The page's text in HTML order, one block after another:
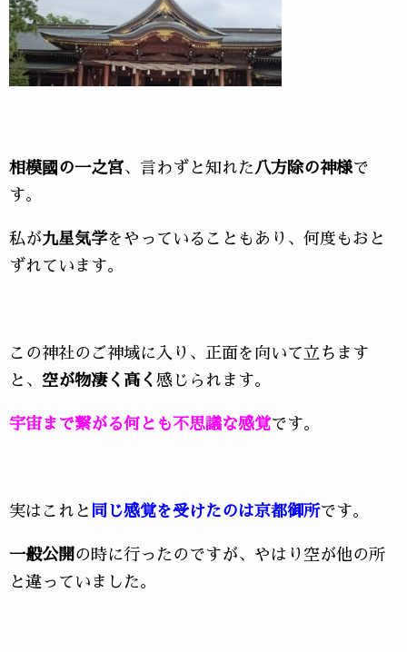
相模國の一之宮、言わずと知れた八方除の神様で
す。
私が九星気学をやっていることもあり、何度もおと
ずれています。
この神社のご神域に入り、正面を向いて立ちます
と、 空が物凄く高く 感じられます。
宇宙まで繋がる何とも不思議な感覚です。
実はこれと 同じ感覚を受けたのは京都御所です。
一般公開 の時に行ったのですが、やはり空が他の所
と違っていました。